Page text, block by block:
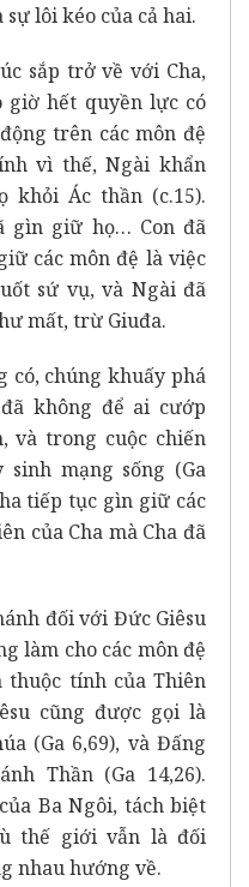
lôi kéo của cả hai.
sắp trở về với Cha,
giờ hết quyền lực có
trên các môn đệ
vì thế, Ngài khẩn
khỏi Ác thần (c.15).
gìn giữ họ… Con đã
các môn đệ là việc
sứ vụ, và Ngài đã
mất, trừ Giuđa.
có, chúng khuấy phá
không để ai cướp
và trong cuộc chiến
mạng sống (Ga
tiếp tục gìn giữ các
của Cha mà Cha đã
đối với Đức Giêsu
làm cho các môn đệ
thuộc tính của Thiên
cũng được gọi là
(Ga 6,69), và Đấng
Thần (Ga 14,26).
Ba Ngôi, tách biệt
thế giới vẫn là đối
nhau hướng về.